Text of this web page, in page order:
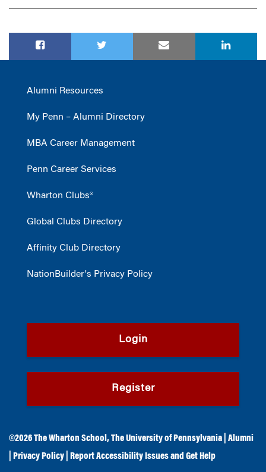
Alumni Resources
My Penn – Alumni Directory
MBA Career Management
Penn Career Services
Wharton Clubs®
Global Clubs Directory
Affinity Club Directory
NationBuilder's Privacy Policy
Login
Register
©2026The Wharton School ,The University of Pennsylvania
Alumni
Privacy Policy Report Accessibility Issues and Get Help